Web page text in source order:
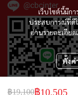
฿19,100฿10,505
เว็บไซต์นี้มีก
ประสบการณ์ที่ดีใ
อ่านรายละเอียด
ตั้งค่
@cbcinter